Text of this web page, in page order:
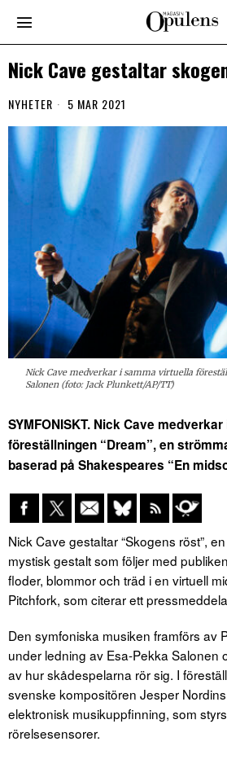
Nick Cave gestaltar
NYHETER 5 MAR 2021
Nick Cave medverkar i samma virtuella
Salonen (foto: Jack Plunkett/AP/TT)
SYMFONISKT. Nick Cave
föreställningen “Dream”, en
baserad på Shakespeares “En
Nick Cave gestaltar “Skogens röst”,
mystisk gestalt som följer med
floder, blommor och träd i en virtuell
Pitchfork, som citerar ett
Den symfoniska musiken framförs av
under ledning av Esa-Pekka Salonen
av hur skådespelarna rör sig. I
svenske kompositören Jesper
elektronisk musikuppfinning, som
rörelsesensorer.